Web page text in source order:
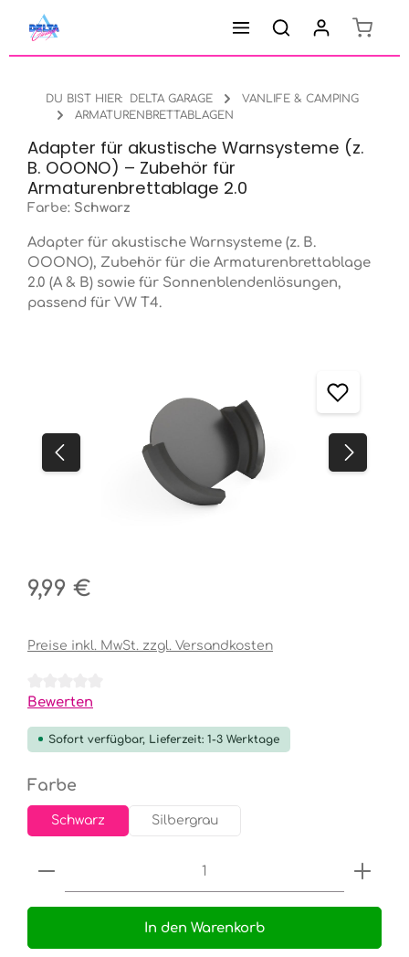
Zum Hauptinhalt springen
DU BIST HIER: DELTA GARAGE
VANLIFE & CAMPING
ARMATURENBRETTABLAGEN
Adapter für akustische Warnsysteme (z.
B. OOONO) – Zubehör für
Armaturenbrettablage 2.0
Farbe: Schwarz
Adapter für akustische Warnsysteme (z. B.
OOONO), Zubehör für die Armaturenbrettablage
2.0 (A & B) sowie für Sonnenblendenlösungen,
passend für VW T4.
Regulärer Preis:
9,99 €
Preise inkl. MwSt. zzgl. Versandkosten
Durchschnittliche Bewertung von 0 von 5 Sternen
Bewerten
Sofort verfügbar, Lieferzeit: 1-3 Werktage
Farbe
Schwarz Silbergrau
Produkt Anzahl: Gib den gewünschten
In den Warenkorb